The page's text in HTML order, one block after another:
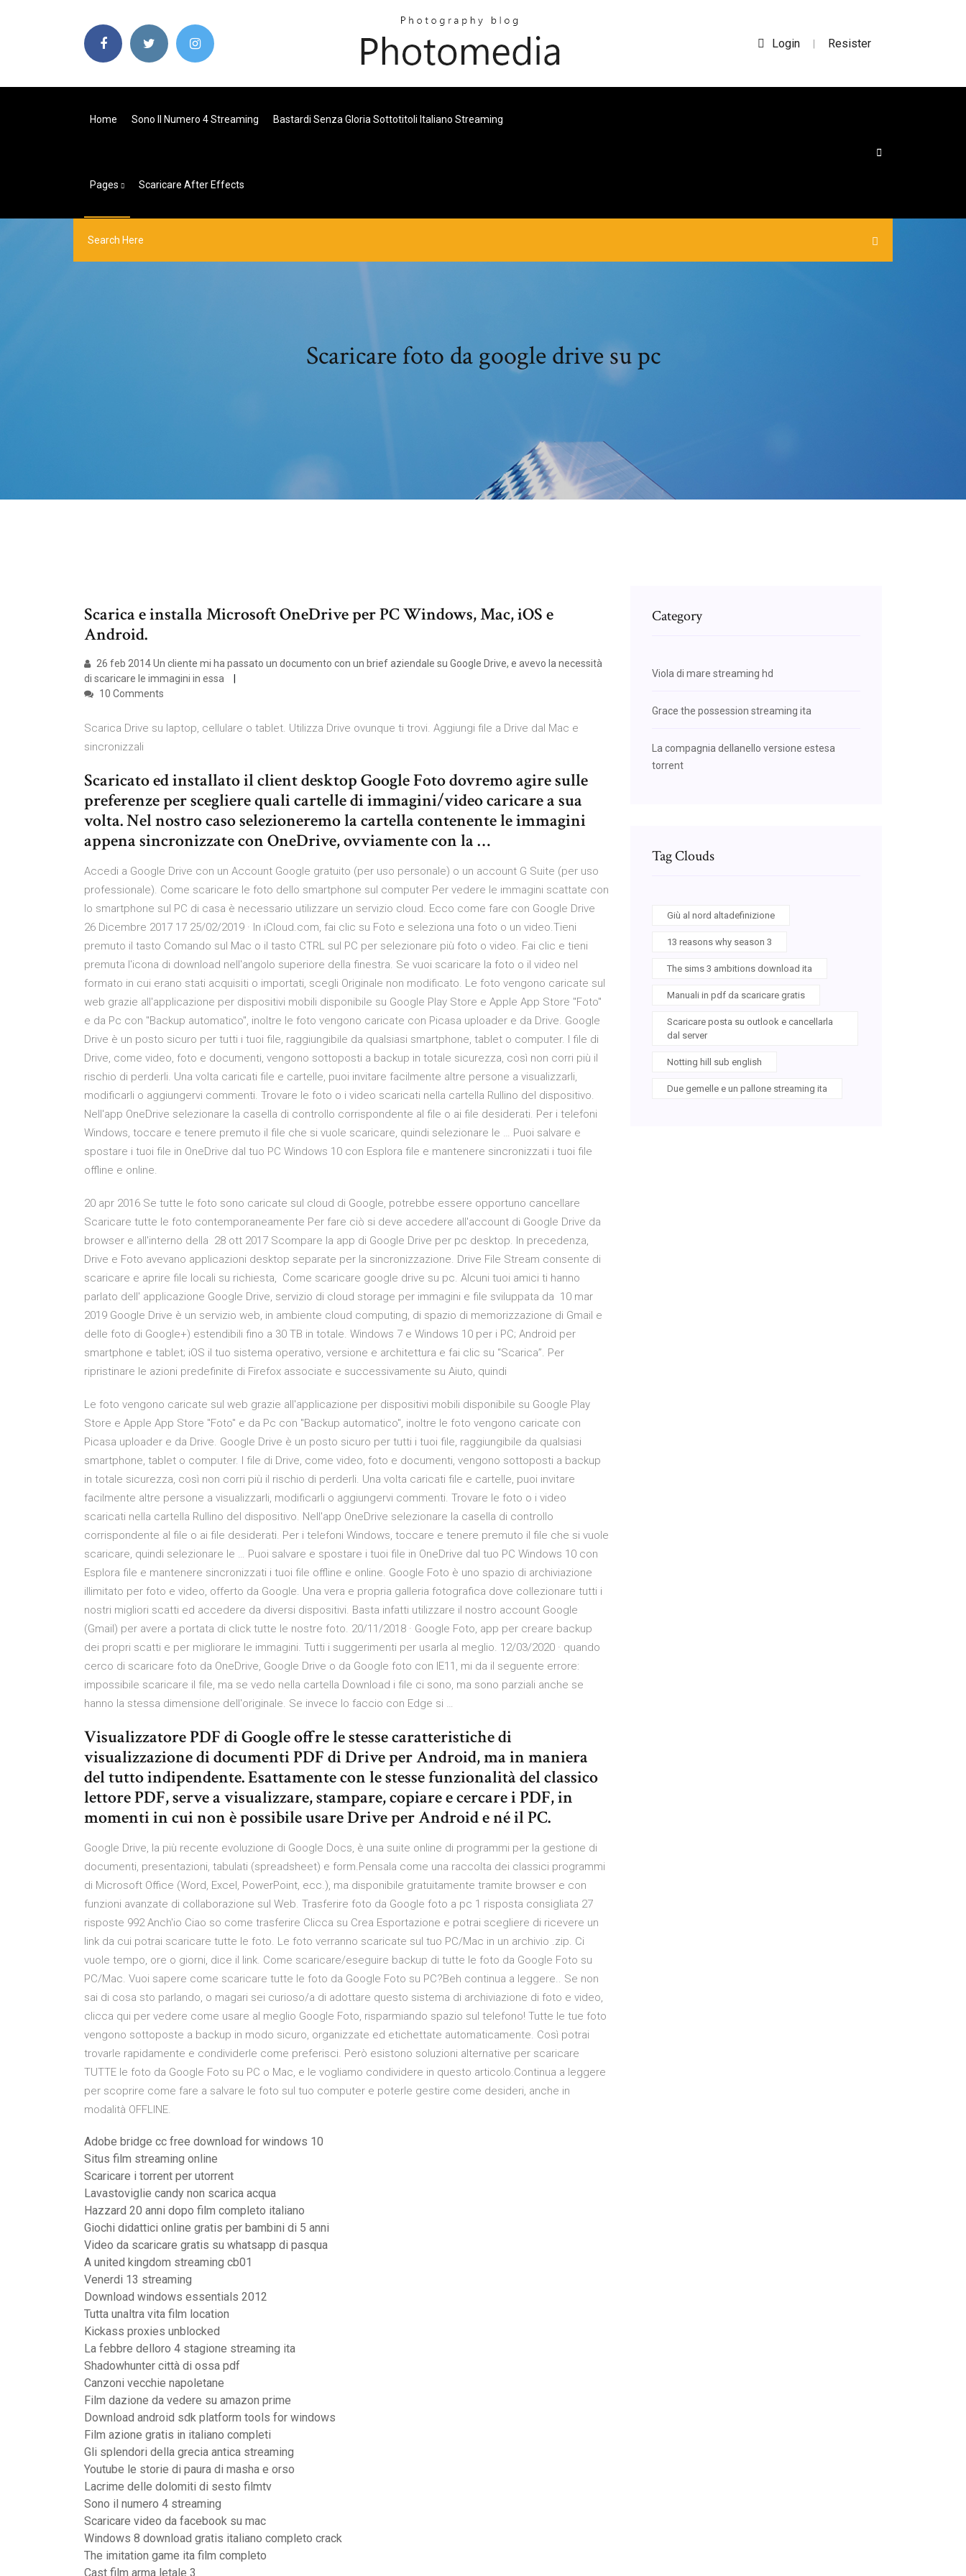
Login | Resister
Home Sono Il Numero 4 Streaming Bastardi Senza Gloria Sottotitoli Italiano Streaming
Pages Scaricare After Effects
Scaricare foto da google drive su pc
Scarica e installa Microsoft OneDrive per PC Windows, Mac, iOS e
Android.
26 feb 2014 Un cliente mi ha passato un documento con un brief aziendale su Google Drive, e avevo la necessità
di scaricare le immagini in essa
10 Comments
Scarica Drive su laptop, cellulare o tablet. Utilizza Drive ovunque ti trovi. Aggiungi file a Drive dal Mac e
sincronizzali
Scaricato ed installato il client desktop Google Foto dovremo agire sulle
preferenze per scegliere quali cartelle di immagini/video caricare a sua
volta. Nel nostro caso selezioneremo la cartella contenente le immagini
appena sincronizzate con OneDrive, ovviamente con la …
Accedi a Google Drive con un Account Google gratuito (per uso personale) o un account G Suite (per uso
professionale). Come scaricare le foto dello smartphone sul computer Per vedere le immagini scattate con
lo smartphone sul PC di casa è necessario utilizzare un servizio cloud. Ecco come fare con Google Drive
26 Dicembre 2017 17 25/02/2019 · In iCloud.com, fai clic su Foto e seleziona una foto o un video.Tieni
premuto il tasto Comando sul Mac o il tasto CTRL sul PC per selezionare più foto o video. Fai clic e tieni
premuta l'icona di download nell'angolo superiore della finestra. Se vuoi scaricare la foto o il video nel
formato in cui erano stati acquisiti o importati, scegli Originale non modificato. Le foto vengono caricate sul
web grazie all'applicazione per dispositivi mobili disponibile su Google Play Store e Apple App Store "Foto"
e da Pc con "Backup automatico", inoltre le foto vengono caricate con Picasa uploader e da Drive. Google
Drive è un posto sicuro per tutti i tuoi file, raggiungibile da qualsiasi smartphone, tablet o computer. I file di
Drive, come video, foto e documenti, vengono sottoposti a backup in totale sicurezza, così non corri più il
rischio di perderli. Una volta caricati file e cartelle, puoi invitare facilmente altre persone a visualizzarli,
modificarli o aggiungervi commenti. Trovare le foto o i video scaricati nella cartella Rullino del dispositivo.
Nell'app OneDrive selezionare la casella di controllo corrispondente al file o ai file desiderati. Per i telefoni
Windows, toccare e tenere premuto il file che si vuole scaricare, quindi selezionare le … Puoi salvare e
spostare i tuoi file in OneDrive dal tuo PC Windows 10 con Esplora file e mantenere sincronizzati i tuoi file
offline e online.
20 apr 2016 Se tutte le foto sono caricate sul cloud di Google, potrebbe essere opportuno cancellare
Scaricare tutte le foto contemporaneamente Per fare ciò si deve accedere all'account di Google Drive da
browser e all'interno della 28 ott 2017 Scompare la app di Google Drive per pc desktop. In precedenza,
Drive e Foto avevano applicazioni desktop separate per la sincronizzazione. Drive File Stream consente di
scaricare e aprire file locali su richiesta, Come scaricare google drive su pc. Alcuni tuoi amici ti hanno
parlato dell' applicazione Google Drive, servizio di cloud storage per immagini e file sviluppata da 10 mar
2019 Google Drive è un servizio web, in ambiente cloud computing, di spazio di memorizzazione di Gmail e
delle foto di Google+) estendibili fino a 30 TB in totale. Windows 7 e Windows 10 per i PC; Android per
smartphone e tablet; iOS il tuo sistema operativo, versione e architettura e fai clic su “Scarica”. Per
ripristinare le azioni predefinite di Firefox associate e successivamente su Aiuto, quindi
Le foto vengono caricate sul web grazie all'applicazione per dispositivi mobili disponibile su Google Play
Store e Apple App Store "Foto" e da Pc con "Backup automatico", inoltre le foto vengono caricate con
Picasa uploader e da Drive. Google Drive è un posto sicuro per tutti i tuoi file, raggiungibile da qualsiasi
smartphone, tablet o computer. I file di Drive, come video, foto e documenti, vengono sottoposti a backup
in totale sicurezza, così non corri più il rischio di perderli. Una volta caricati file e cartelle, puoi invitare
facilmente altre persone a visualizzarli, modificarli o aggiungervi commenti. Trovare le foto o i video
scaricati nella cartella Rullino del dispositivo. Nell'app OneDrive selezionare la casella di controllo
corrispondente al file o ai file desiderati. Per i telefoni Windows, toccare e tenere premuto il file che si vuole
scaricare, quindi selezionare le … Puoi salvare e spostare i tuoi file in OneDrive dal tuo PC Windows 10 con
Esplora file e mantenere sincronizzati i tuoi file offline e online. Google Foto è uno spazio di archiviazione
illimitato per foto e video, offerto da Google. Una vera e propria galleria fotografica dove collezionare tutti i
nostri migliori scatti ed accedere da diversi dispositivi. Basta infatti utilizzare il nostro account Google
(Gmail) per avere a portata di click tutte le nostre foto. 20/11/2018 · Google Foto, app per creare backup
dei propri scatti e per migliorare le immagini. Tutti i suggerimenti per usarla al meglio. 12/03/2020 · quando
cerco di scaricare foto da OneDrive, Google Drive o da Google foto con IE11, mi da il seguente errore:
impossibile scaricare il file, ma se vedo nella cartella Download i file ci sono, ma sono parziali anche se
hanno la stessa dimensione dell'originale. Se invece lo faccio con Edge si …
Visualizzatore PDF di Google offre le stesse caratteristiche di
visualizzazione di documenti PDF di Drive per Android, ma in maniera
del tutto indipendente. Esattamente con le stesse funzionalità del classico
lettore PDF, serve a visualizzare, stampare, copiare e cercare i PDF, in
momenti in cui non è possibile usare Drive per Android e né il PC.
Google Drive, la più recente evoluzione di Google Docs, è una suite online di programmi per la gestione di
documenti, presentazioni, tabulati (spreadsheet) e form.Pensala come una raccolta dei classici programmi
di Microsoft Office (Word, Excel, PowerPoint, ecc.), ma disponibile gratuitamente tramite browser e con
funzioni avanzate di collaborazione sul Web. Trasferire foto da Google foto a pc 1 risposta consigliata 27
risposte 992 Anch'io Ciao so come trasferire Clicca su Crea Esportazione e potrai scegliere di ricevere un
link da cui potrai scaricare tutte le foto. Le foto verranno scaricate sul tuo PC/Mac in un archivio .zip. Ci
vuole tempo, ore o giorni, dice il link. Come scaricare/eseguire backup di tutte le foto da Google Foto su
PC/Mac. Vuoi sapere come scaricare tutte le foto da Google Foto su PC?Beh continua a leggere.. Se non
sai di cosa sto parlando, o magari sei curioso/a di adottare questo sistema di archiviazione di foto e video,
clicca qui per vedere come usare al meglio Google Foto, risparmiando spazio sul telefono! Tutte le tue foto
vengono sottoposte a backup in modo sicuro, organizzate ed etichettate automaticamente. Così potrai
trovarle rapidamente e condividerle come preferisci. Però esistono soluzioni alternative per scaricare
TUTTE le foto da Google Foto su PC o Mac, e le vogliamo condividere in questo articolo.Continua a leggere
per scoprire come fare a salvare le foto sul tuo computer e poterle gestire come desideri, anche in
modalità OFFLINE.
Adobe bridge cc free download for windows 10
Situs film streaming online
Scaricare i torrent per utorrent
Lavastoviglie candy non scarica acqua
Hazzard 20 anni dopo film completo italiano
Giochi didattici online gratis per bambini di 5 anni
Video da scaricare gratis su whatsapp di pasqua
A united kingdom streaming cb01
Venerdi 13 streaming
Download windows essentials 2012
Tutta unaltra vita film location
Kickass proxies unblocked
La febbre delloro 4 stagione streaming ita
Shadowhunter città di ossa pdf
Canzoni vecchie napoletane
Film dazione da vedere su amazon prime
Download android sdk platform tools for windows
Film azione gratis in italiano completi
Gli splendori della grecia antica streaming
Youtube le storie di paura di masha e orso
Lacrime delle dolomiti di sesto filmtv
Sono il numero 4 streaming
Scaricare video da facebook su mac
Windows 8 download gratis italiano completo crack
The imitation game ita film completo
Cast film arma letale 3
Category
Viola di mare streaming hd
Grace the possession streaming ita
La compagnia dellanello versione estesa
torrent
Tag Clouds
Giù al nord altadefinizione
13 reasons why season 3
The sims 3 ambitions download ita
Manuali in pdf da scaricare gratis
Scaricare posta su outlook e cancellarla
dal server
Notting hill sub english
Due gemelle e un pallone streaming ita